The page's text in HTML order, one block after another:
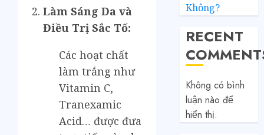
Làm Sáng Da và
Điều Trị Sắc Tố:
Các hoạt chất
làm trắng như
Vitamin C,
Tranexamic
Acid… được đưa
Không?
RECENT
Không có bình
luận nào để
hiển thị.